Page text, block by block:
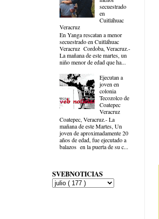
secuestrado
en
Cuitláhuac
Veracruz
En Yanga rescatan a menor
secuestrado en Cuitláhuac
Veracruz Cordoba, Veracruz.-
La mañana de este martes, un
niño menor de edad que ha...
Ejecutan a
joven en
colonia
Tecozolco de
Coatepec
Veracruz
Coatepec, Veracruz.- La
mañana de este Martes, Un
joven de aproximadamente 20
años de edad, fue ejecutado a
balazos en la puerta de su c...
SVEBNOTICIAS